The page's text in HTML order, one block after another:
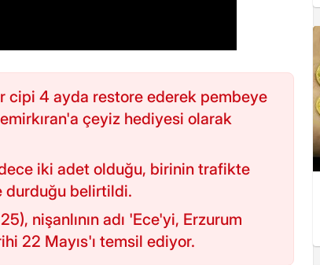
cipi 4 ayda restore ederek pembeye
çeyiz hediyesi olarak
iki adet olduğu, birinin trafikte
durduğu belirtildi.
nişanlının adı 'Ece'yi, Erzurum
22 Mayıs'ı temsil ediyor.